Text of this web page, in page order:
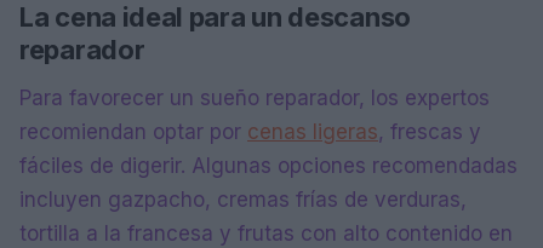
La cena ideal para un descanso
reparador
Para favorecer un sueño reparador, los expertos
recomiendan optar por cenas ligeras, frescas y
fáciles de digerir. Algunas opciones recomendadas
incluyen gazpacho, cremas frías de verduras,
tortilla a la francesa y frutas con alto contenido en